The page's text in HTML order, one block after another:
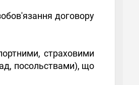
договору
страховими
посольствами), що